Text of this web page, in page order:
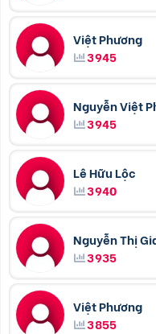
Việt Phương
3945
Nguyễn Việt
3945
Lê Hữu Lộc
3940
Nguyễn Thị
3935
Việt Phương
3855